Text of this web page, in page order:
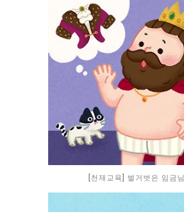
[천재교육] 벌거벗은 임금님